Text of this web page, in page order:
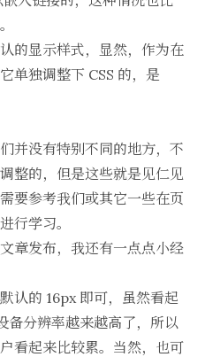
的显示样式，显然，作为在
单独调整下 CSS 的，是
并没有特别不同的地方，不
整的，但是这些就是见仁见
要参考我们或其它一些在页
行学习。
章发布，我还有一点点小经
认的 16px 即可，虽然看起
分辨率越来越高了，所以
看起来比较累。当然，也可